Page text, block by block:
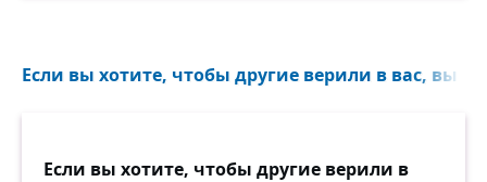
Если вы хотите, чтобы другие верили в вас, вы
Если вы хотите, чтобы другие верили в